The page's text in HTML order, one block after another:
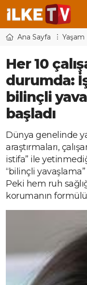
Ana Sayfa Yaşam
Her 10
durumda:
bilinçli
başladı
Dünya genelinde
araştırmaları,
istifa” ile
“bilinçli
Peki hem ruh
korumanın